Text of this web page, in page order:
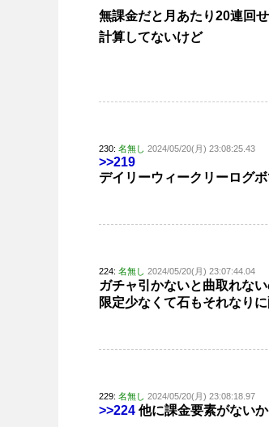
無課金だと月あたり20連回
計算してないけど
230: 名無し 2024/05/20(月) 23:08:25.43
>>219
デイリーウィークリーログ
224: 名無し 2024/05/20(月) 23:07:44.04
ガチャ引かないと曲取れな
限定少なくて石もそれなり
229: 名無し 2024/05/20(月) 23:08:18.97
>>224 他に課金要素がない